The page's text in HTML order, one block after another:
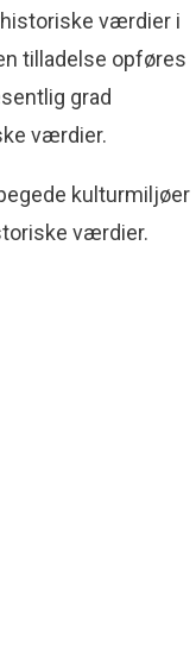
værdier i
tilladelse opføres
grad
værdier.
kulturmiljøer
værdier.